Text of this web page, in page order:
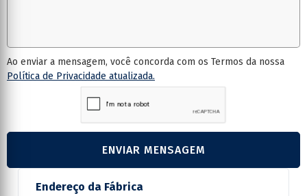
Ao enviar a mensagem, você concorda com os Termos da nossa
Política de Privacidade atualizada.
ENVIAR MENSAGEM
Endereço da Fábrica